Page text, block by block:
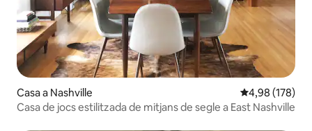
Casa a Nashville 4,98 de
4,98 (178)
Casa de jocs estilitzada de mitjans de segle a East Nashville